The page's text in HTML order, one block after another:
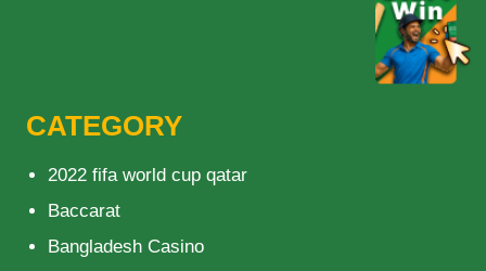
CATEGORY
2022 fifa world cup qatar
Baccarat
Bangladesh Casino